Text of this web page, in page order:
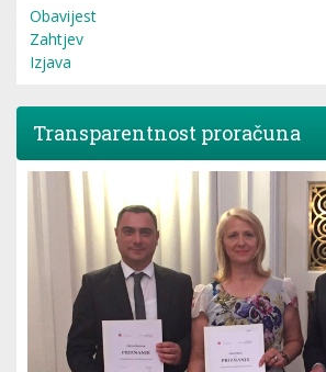
Obavijest
Zahtjev
Izjava
Transparentnost proračuna